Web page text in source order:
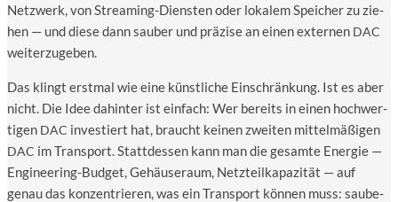
Netz­werk, von Strea­ming-Diens­ten oder loka­lem Spei­cher zu zie­
hen — und die­se dann sau­ber und prä­zi­se an einen exter­nen DAC
weiterzugeben.
Das klingt erst­mal wie eine künst­li­che Ein­schrän­kung. Ist es aber
nicht. Die Idee dahin­ter ist ein­fach: Wer bereits in einen hoch­wer­
ti­gen DAC inves­tiert hat, braucht kei­nen zwei­ten mit­tel­mä­ßi­gen
DAC im Trans­port. Statt­des­sen kann man die gesam­te Ener­gie —
Engi­nee­ring-Bud­get, Gehäu­se­raum, Netz­teil­ka­pa­zi­tät — auf
genau das kon­zen­trie­ren, was ein Trans­port kön­nen muss: sau­be­